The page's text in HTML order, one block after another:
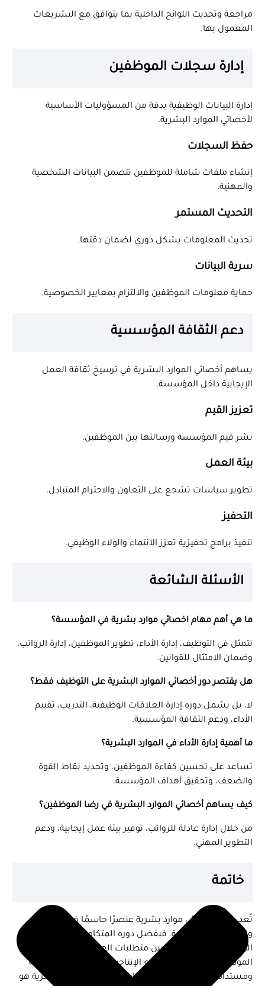
مراجعة وتحديث اللوائح الداخلية بما يتوافق مع التشريعات
المعمول بها.
إدارة سجلات الموظفين
إدارة البيانات الوظيفية بدقة من المسؤوليات الأساسية
لأخصائي الموارد البشرية.
حفظ السجلات
إنشاء ملفات شاملة للموظفين تتضمن البيانات الشخصية
والمهنية.
التحديث المستمر
تحديث المعلومات بشكل دوري لضمان دقتها.
سرية البيانات
حماية معلومات الموظفين والالتزام بمعايير الخصوصية.
دعم الثقافة المؤسسية
يساهم أخصائي الموارد البشرية في ترسيخ ثقافة العمل
الإيجابية داخل المؤسسة.
تعزيز القيم
نشر قيم المؤسسة ورسالتها بين الموظفين.
بيئة العمل
تطوير سياسات تشجع على التعاون والاحترام المتبادل.
التحفيز
تنفيذ برامج تحفيزية تعزز الانتماء والولاء الوظيفي.
الأسئلة الشائعة
ما هي أهم مهام اخصائي موارد بشرية في المؤسسة؟
تتمثل في التوظيف، إدارة الأداء، تطوير الموظفين، إدارة الرواتب،
وضمان الامتثال للقوانين.
هل يقتصر دور أخصائي الموارد البشرية على التوظيف فقط؟
لا، بل يشمل دوره إدارة العلاقات الوظيفية، التدريب، تقييم
الأداء، ودعم الثقافة المؤسسية.
ما أهمية إدارة الأداء في الموارد البشرية؟
تساعد على تحسين كفاءة الموظفين، وتحديد نقاط القوة
والضعف، وتحقيق أهداف المؤسسة.
كيف يساهم أخصائي الموارد البشرية في رضا الموظفين؟
من خلال إدارة عادلة للرواتب، توفير بيئة عمل إيجابية، ودعم
التطوير المهني.
خاتمة
تُعد مهام اخصائي موارد بشرية عنصرًا حاسمًا في نجاح
واستقرار أي مؤسسة. فبفضل دوره المتكامل في إدارة الموارد
البشرية، يتحقق التوازن بين متطلبات العمل واحتياجات
الموظفين، مما يؤدي إلى رفع الإنتاجية وبناء بيئة عمل صحية
ومستدامة. إن الاستثمار في كفاءة أخصائي الموارد البشرية هو